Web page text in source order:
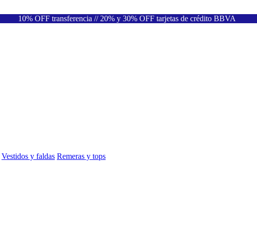
10% OFF transferencia // 20% y 30% OFF tarjetas de crédito BBVA
Vestidos y faldas Remeras y tops